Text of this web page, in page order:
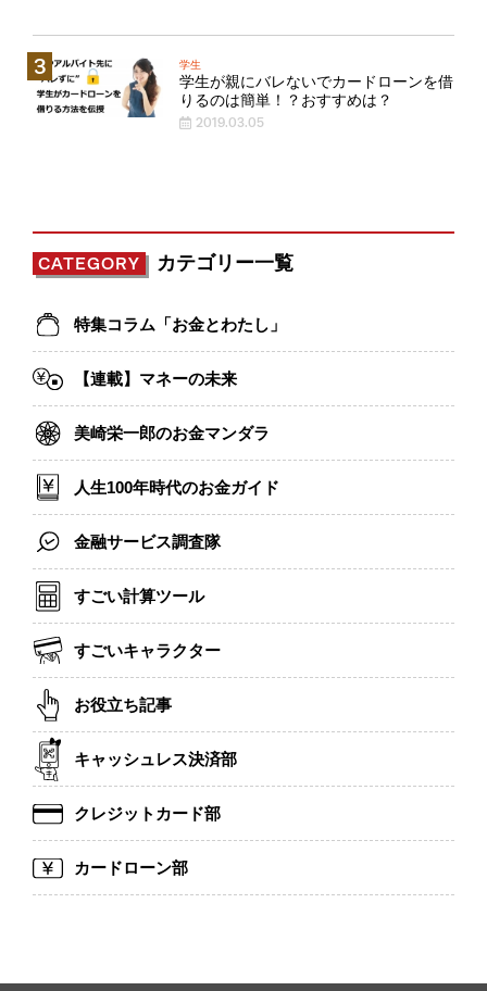
学生
学生が親にバレないでカードローンを借
りるのは簡単！？おすすめは？
2019.03.05
CATEGORY カテゴリー一覧
特集コラム「お金とわたし」
【連載】マネーの未来
美崎栄一郎のお金マンダラ
人生100年時代のお金ガイド
金融サービス調査隊
すごい計算ツール
すごいキャラクター
お役立ち記事
キャッシュレス決済部
クレジットカード部
カードローン部